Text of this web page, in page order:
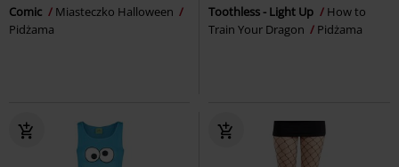
Comic
Miasteczko Halloween
Pidżama
Toothless - Light Up
How to
Train Your Dragon
Pidżama